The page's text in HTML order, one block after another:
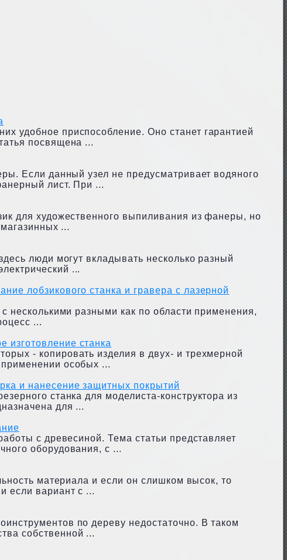
удобное приспособление. Оно станет гарантией
посвящена ...
Если данный узел не предусматривает водяного
лист. При ...
для художественного выпиливания из фанеры, но
...
люди могут вкладывать несколько разный
...
лобзикового станка и гравера с лазерной
несколькими разными как по области применения,
...
изготовление станка
- копировать изделия в двух- и трехмерной
особых ...
и нанесение защитных покрытий
станка для моделиста-конструктора из
для ...
с древесиной. Тема статьи представляет
оборудования, с ...
материала и если он слишком высок, то
если вариант с ...
по дереву недостаточно. В таком
собственной ...